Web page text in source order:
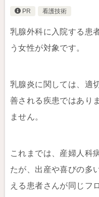
PR 看護技術
乳腺外科に入院する患
う女性が対象です。
乳腺炎に関しては、適
善される疾患ではあり
ません。
これまでは、産婦人科
たが、出産や喜びの多
える患者さんが同じフ